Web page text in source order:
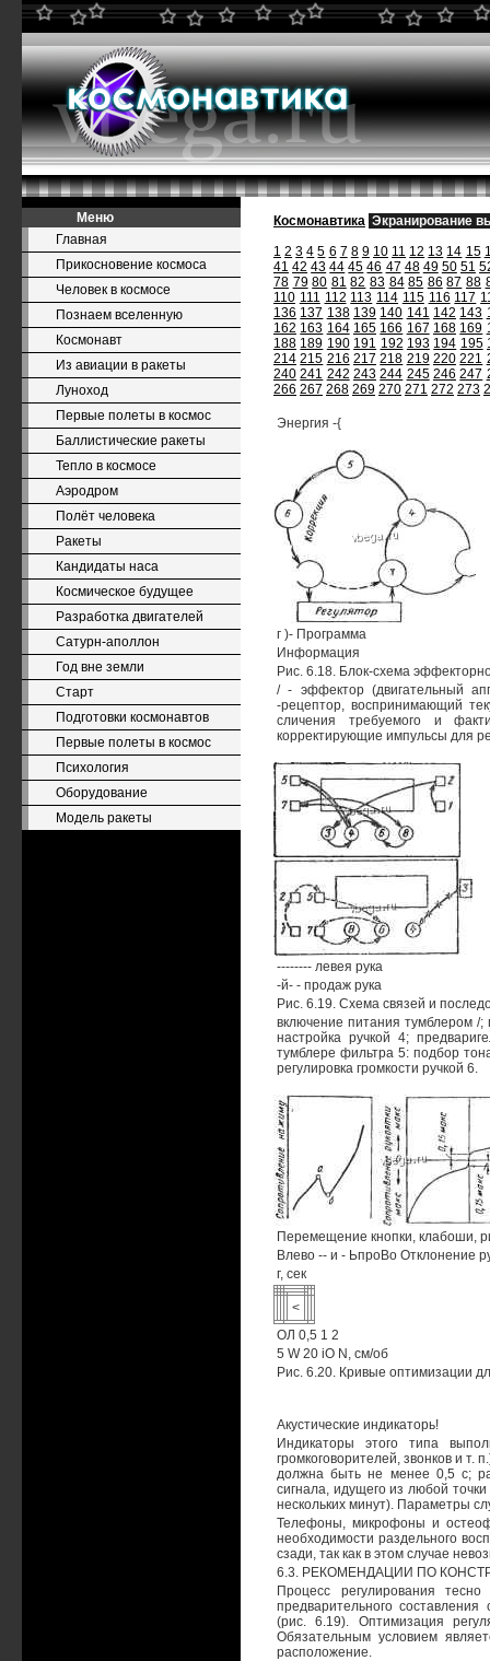
Меню
Главная
Прикосновение космоса
Человек в космосе
Познаем вселенную
Космонавт
Из авиации в ракеты
Луноход
Первые полеты в космос
Баллистические ракеты
Тепло в космосе
Аэродром
Полёт человека
Ракеты
Кандидаты наса
Космическое будущее
Разработка двигателей
Сатурн-аполлон
Год вне земли
Старт
Подготовки космонавтов
Первые полеты в космос
Психология
Оборудование
Модель ракеты
Космонавтика Экранирование
1 2 3 4 5 6 7 8 9 10 11 12 13 14 15
41 42 43 44 45 46 47 48 49 50 51
78 79 80 81 82 83 84 85 86 87 88
110 111 112 113 114 115 116 117
136 137 138 139 140 141 142 143
162 163 164 165 166 167 168 169
188 189 190 191 192 193 194 195
214 215 216 217 218 219 220 221
240 241 242 243 244 245 246 247
266 267 268 269 270 271 272 273
Энергия -{
г )- Программа
Информация
Рис. 6.18. Блок-схема
/ - эффектор (двигательный
-рецептор, воспринимающий
сличения требуемого и
корректирующие импульсы для
-------- левея рука
-й- - продаж рука
Рис. 6.19. Схема связей и
включение питания тумблером /
настройка ручкой 4;
тумблере фильтра 5: подбор
регулировка громкости ручкой 6.
Перемещение кнопки, клабоши,
Влево -- и - ЬпроВо Отклонение
г, сек
<
ОЛ 0,5 1 2
5 W 20 iO N, см/об
Рис. 6.20. Кривые оптимизации
Акустические индикаторь!
Индикаторы этого типа
громкоговорителей, звонков и т.
должна быть не менее 0,5 с;
сигнала, идущего из любой
нескольких минут). Параметры
Телефоны, микрофоны и
необходимости раздельного
сзади, так как в этом случае
6.3. РЕКОМЕНДАЦИИ ПО
Процесс регулирования
предварительного
(рис. 6.19). Оптимизация
Обязательным условием
расположение.